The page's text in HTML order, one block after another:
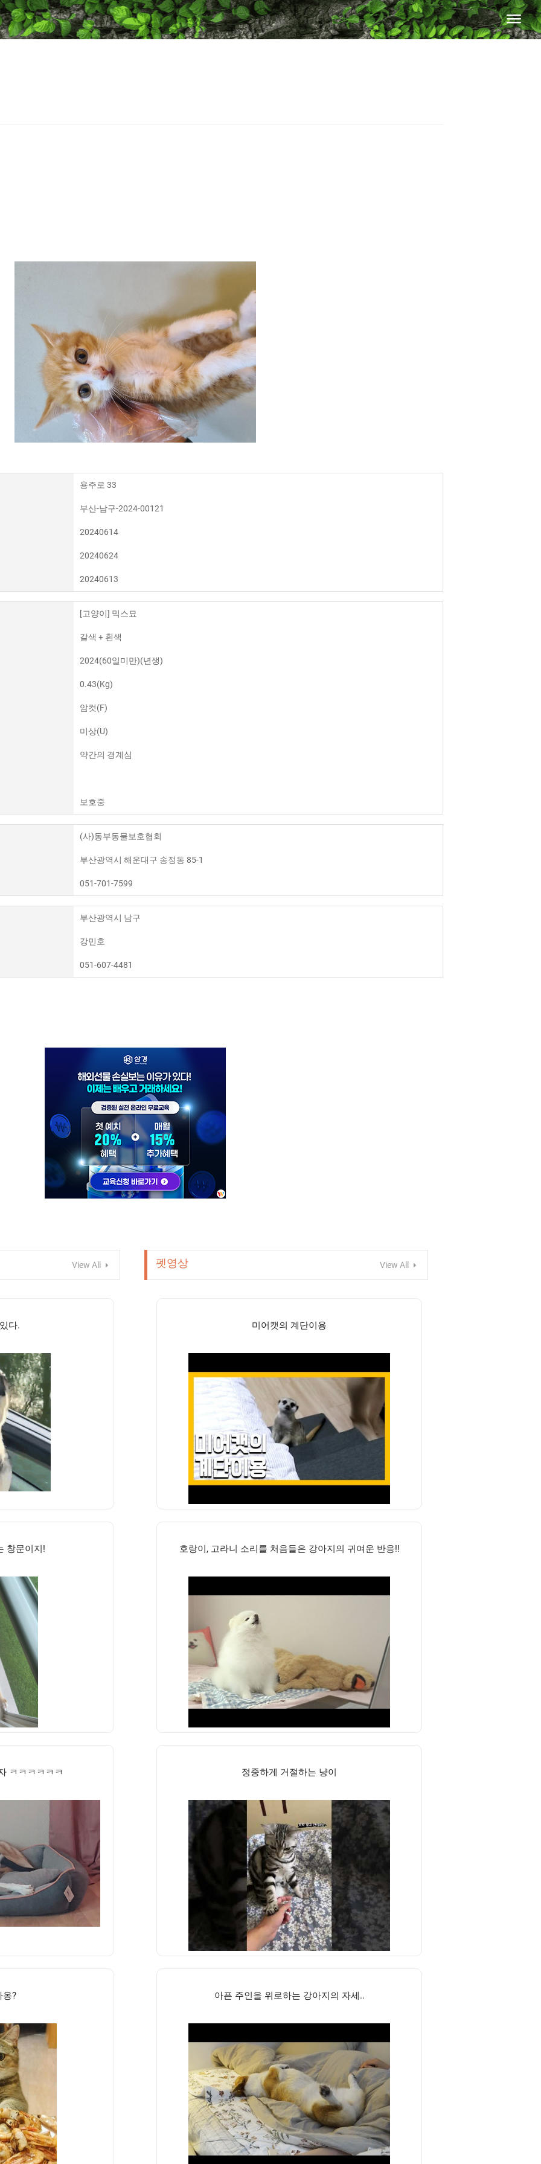
용주로 33
부산-남구-2024-00121
20240614
20240624
20240613
[고양이] 믹스묘
갈색 + 흰색
2024(60일미만)(년생)
0.43(Kg)
암컷(F)
미상(U)
약간의 경계심
보호중
(사)동부동물보호협회
부산광역시 해운대구 송정동 85-1
051-701-7599
부산광역시 남구
강민호
051-607-4481
View All
다.
창문이지!
ㅋㅋㅋㅋㅋㅋ
옹?
펫영상 View All
미어캣의 계단이용
호랑이, 고라니 소리를 처음들은 강아지의 귀여운 반응!!
정중하게 거절하는 냥이
아픈 주인을 위로하는 강아지의 자세..